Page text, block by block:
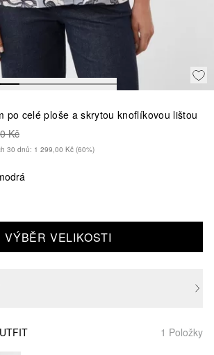
po celé ploše a skrytou knoflíkovou lištou
Kč
30 dnů: 1 299,00 Kč (60%)
VÝBĚR VELIKOSTI
1 Položky